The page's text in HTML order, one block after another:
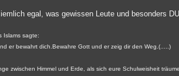
egal, was gewissen Leute und besonders
Islams sagte:
er bewahrt dich.Bewahre Gott und er zeig dir den Weg.(.....)
zwischen Himmel und Erde, als sich eure Schulweisheit